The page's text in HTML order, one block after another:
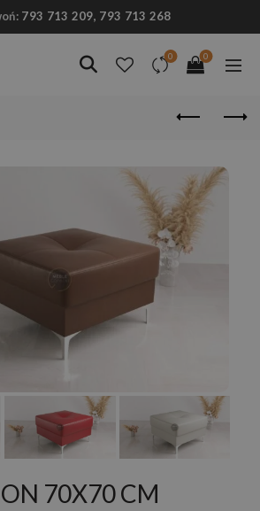
793 713 209, 793 713 268
0 0
70X70 CM